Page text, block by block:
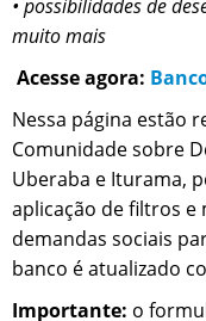
• possibilidades de
muito mais
Acesse agora:
Nessa página estão
Comunidade sobre
Uberaba e Iturama,
aplicação de filtros e
demandas sociais
banco é atualizado
Importante: o